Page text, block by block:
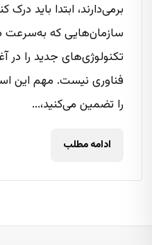
برمی‌دارند، ابتدا باید
سازمان‌هایی که به‌سرعت
تکنولوژی‌های جدید را در
فناوری نیست. مهم این
را تضمین می‌کنید،...
ادامه مطلب